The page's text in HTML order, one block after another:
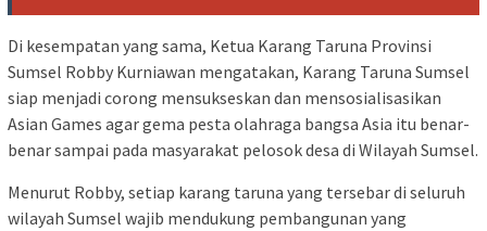
Di kesempatan yang sama, Ketua Karang Taruna Provinsi
Sumsel Robby Kurniawan mengatakan, Karang Taruna Sumsel
siap menjadi corong mensukseskan dan mensosialisasikan
Asian Games agar gema pesta olahraga bangsa Asia itu benar-
benar sampai pada masyarakat pelosok desa di Wilayah Sumsel.
Menurut Robby, setiap karang taruna yang tersebar di seluruh
wilayah Sumsel wajib mendukung pembangunan yang